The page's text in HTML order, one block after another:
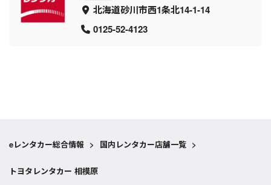
北海道砂川市西1条北14-1-14
0125-52-4123
eレンタカー総合情報 > 国内レンタカー店舗一覧 >
トヨタレンタカー 相模原